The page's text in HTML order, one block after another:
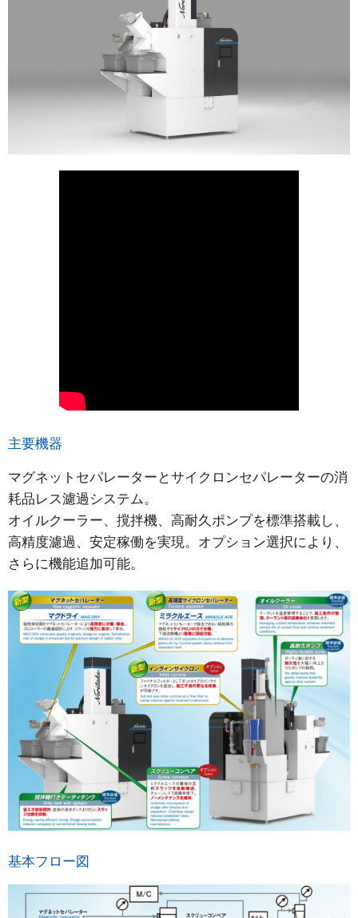
主要機器
マグネットセパレーターとサイクロンセパレーターの消
耗品レス濾過システム。
オイルクーラー、撹拌機、高耐久ポンプを標準搭載し、
高精度濾過、安定稼働を実現。オプション選択により、
さらに機能追加可能。
基本フロー図